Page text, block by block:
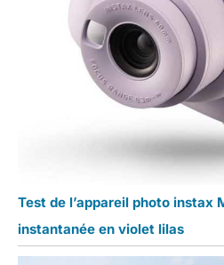
Test de l’appareil photo instax
instantanée en violet lilas